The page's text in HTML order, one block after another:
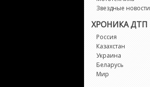
Звездные новости
ХРОНИКА ДТП
Россия
Казахстан
Украина
Беларусь
Мир